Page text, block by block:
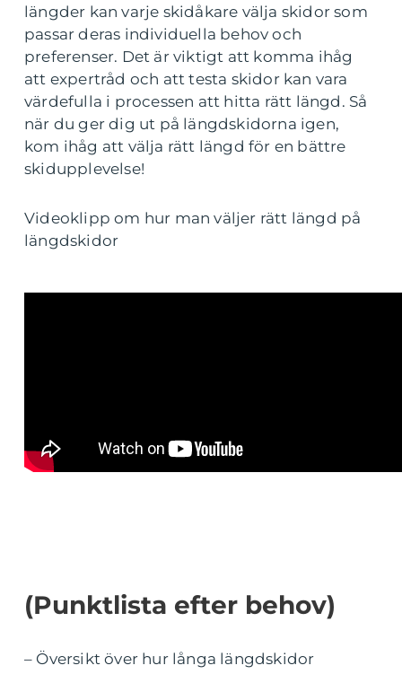
längder kan varje skidåkare välja skidor som
passar deras individuella behov och
preferenser. Det är viktigt att komma ihåg
att expertråd och att testa skidor kan vara
värdefulla i processen att hitta rätt längd. Så
när du ger dig ut på längdskidorna igen,
kom ihåg att välja rätt längd för en bättre
skidupplevelse!
Videoklipp om hur man väljer rätt längd på
längdskidor
(Punktlista efter behov)
– Översikt över hur långa längdskidor